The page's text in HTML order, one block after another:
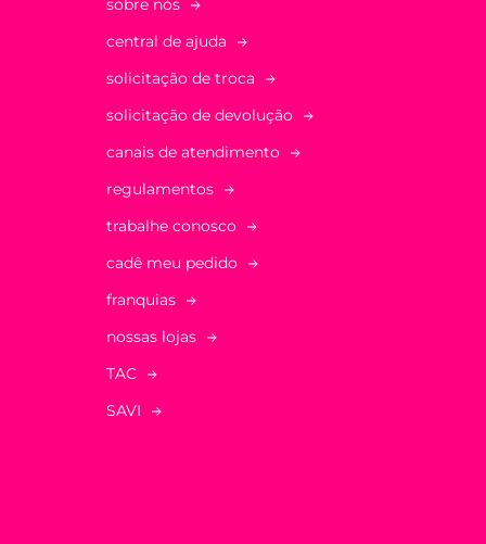
sobre nós
central de ajuda
solicitação de troca
solicitação de devolução
canais de atendimento
regulamentos
trabalhe conosco
cadê meu pedido
franquias
nossas lojas
TAC
SAVI